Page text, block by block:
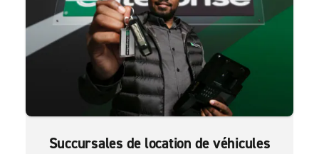
Succursales de location de véhicules